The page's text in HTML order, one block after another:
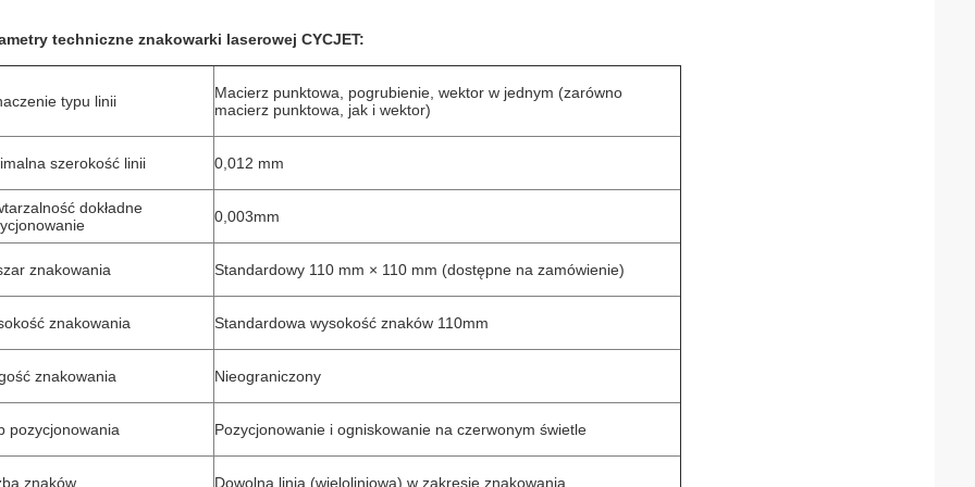
techniczne znakowarki laserowej CYCJET:
typu linii
Macierz punktowa, pogrubienie, wektor w jednym (zarówno
macierz punktowa, jak i wektor)
szerokość linii 0,012 mm
dokładne
0,003mm
znakowania Standardowy 110 mm × 110 mm (dostępne na zamówienie)
znakowania Standardowa wysokość znaków 110mm
znakowania Nieograniczony
pozycjonowania Pozycjonowanie i ogniskowanie na czerwonym świetle
znaków Dowolna linia (wieloliniowa) w zakresie znakowania